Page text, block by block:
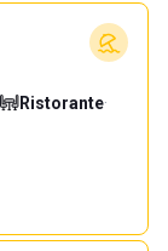
Ristorante·